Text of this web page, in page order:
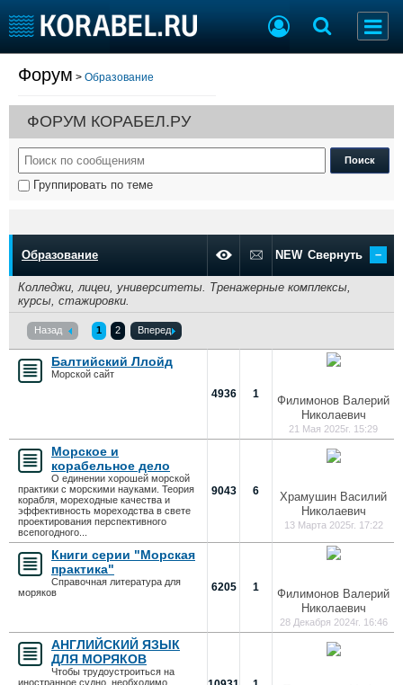
Судостроение
Пульс
Новости
Компании
Репутация
Работа
Журнал
Реклама
Доска объявлений
Продажа флота
Оборудование
Изделия
Конференции
Выставки и семинары
Личности
Словарь
Флот
Форум
Все службы
Форум > Образование
ФОРУМ КОРАБЕЛ.РУ
Группировать по теме
Образование NEW Свернуть –
Колледжи, лицеи, университеты. Тренажерные комплексы,
курсы, стажировки.
Назад 1 2 Вперед
Балтийский Ллойд
Морской сайт
4936 1
Филимонов Валерий
Николаевич
21 Мая 2025г. 15:29
Морское и
корабельное дело
О единении хорошей морской
практики с морскими науками. Теория
корабля, мореходные качества и
эффективность мореходства в свете
проектирования перспективного
всепогодного...
9043 6
Храмушин Василий
Николаевич
13 Марта 2025г. 17:22
Книги серии "Морская
практика"
Справочная литература для
моряков
6205 1
Филимонов Валерий
Николаевич
28 Декабря 2024г. 16:46
АНГЛИЙСКИЙ ЯЗЫК
ДЛЯ МОРЯКОВ
Чтобы трудоустроиться на
иностранное судно, необходимо